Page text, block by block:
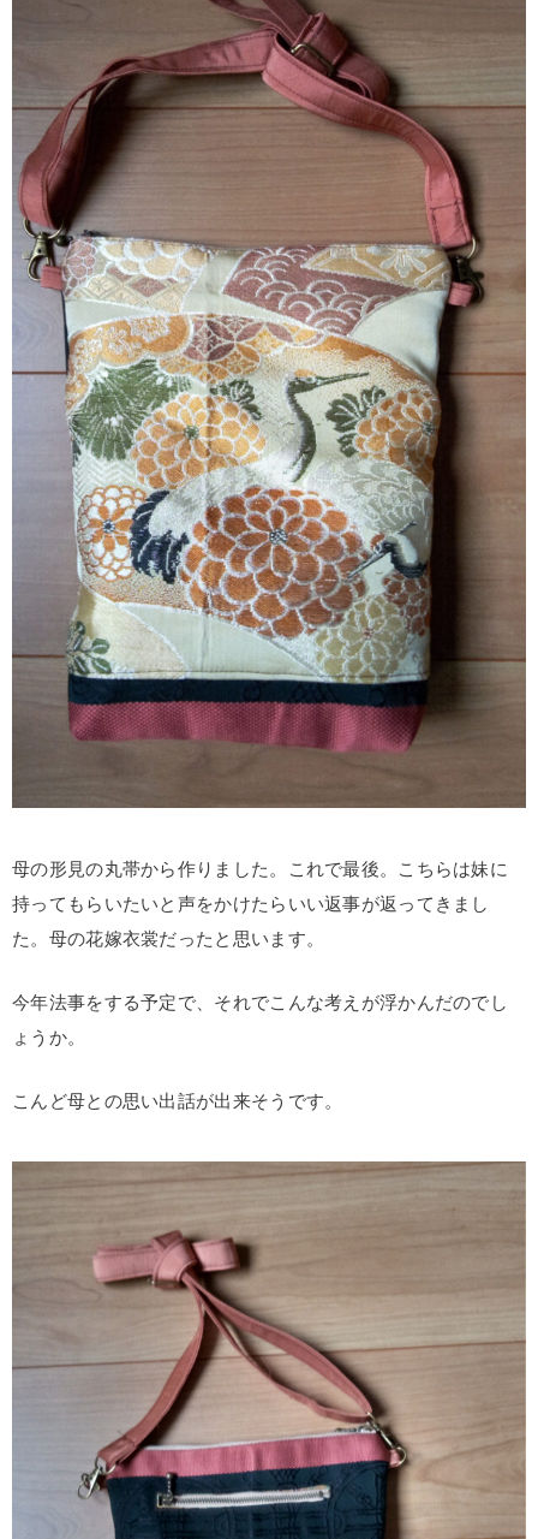
母の形見の丸帯から作りました。これで最後。こちらは妹に
持ってもらいたいと声をかけたらいい返事が返ってきまし
た。母の花嫁衣裳だったと思います。
今年法事をする予定で、それでこんな考えが浮かんだのでし
ょうか。
こんど母との思い出話が出来そうです。